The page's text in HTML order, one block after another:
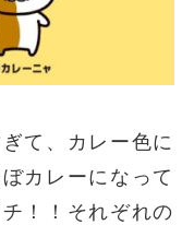
て、カレー色に
カレーになって
！！それぞれの